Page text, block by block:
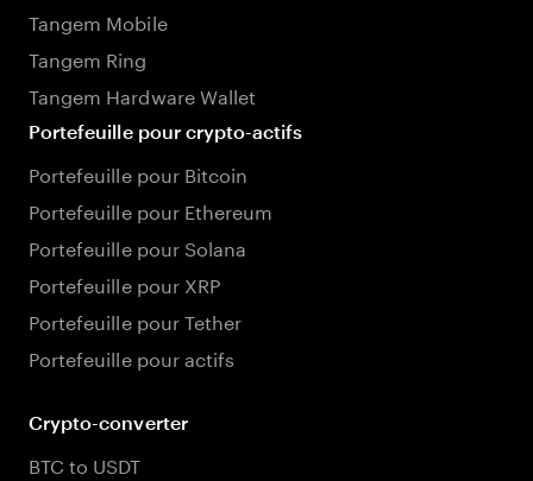
Tangem Mobile
Tangem Ring
Tangem Hardware Wallet
Portefeuille pour crypto-actifs
Portefeuille pour Bitcoin
Portefeuille pour Ethereum
Portefeuille pour Solana
Portefeuille pour XRP
Portefeuille pour Tether
Portefeuille pour actifs
Crypto-converter
BTC to USDT